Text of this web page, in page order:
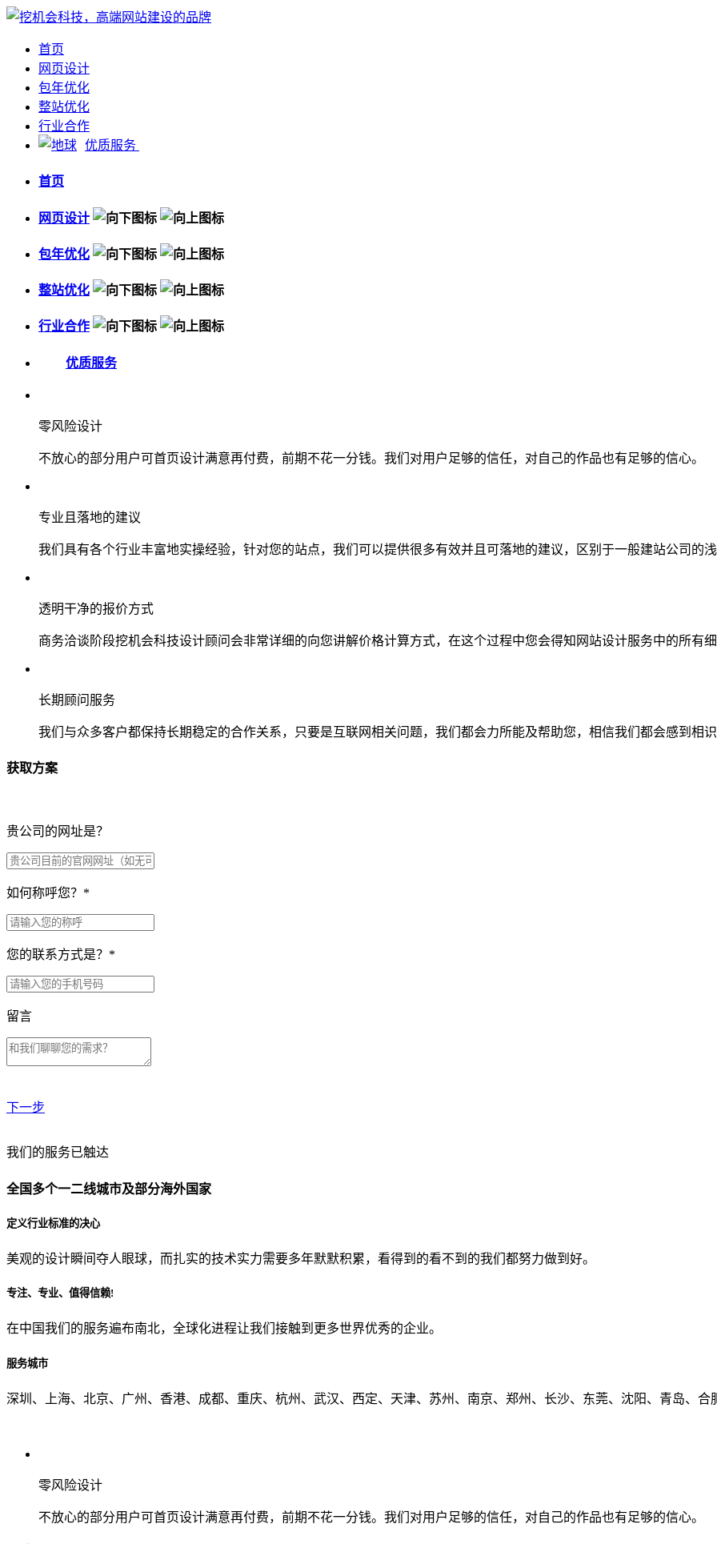
首页
网页设计
包年优化
整站优化
行业合作
优质服务
首页
网页设计
包年优化
整站优化
行业合作
优质服务
零风险设计
不放心的部分用户可首页设计满意再付费，前期不花一分钱。我们对用户足够的信任，对自己的作品也有足够的信心。
专业且落地的建议
我们具有各个行业丰富地实操经验，针对您的站点，我们可以提供很多有效并且可落地的建议，区别于一般建站公司的
透明干净的报价方式
商务洽谈阶段挖机会科技设计顾问会非常详细的向您讲解价格计算方式，在这个过程中您会得知网站设计服务中的所有
长期顾问服务
我们与众多客户都保持长期稳定的合作关系，只要是互联网相关问题，我们都会力所能及帮助您，相信我们都会感到相
获取方案
贵公司的网址是？
如何称呼您？ *
您的联系方式是？ *
留言
下一步
贵公司预算范围是？
贵公司的团队规模是？
从哪里了解到我们？
我们的服务已触达
全国多个一二线城市及部分海外国家
定义行业标准的决心
美观的设计瞬间夺人眼球，而扎实的技术实力需要多年默默积累，看得到的看不到的我们都努力做到好。
专注、专业、值得信赖!
在中国我们的服务遍布南北，全球化进程让我们接触到更多世界优秀的企业。
服务城市
深圳、上海、北京、广州、香港、成都、重庆、杭州、武汉、西定、天津、苏州、南京、郑州、长沙、东莞、沈阳、青岛、合
零风险设计
不放心的部分用户可首页设计满意再付费，前期不花一分钱。我们对用户足够的信任，对自己的作品也有足够的信心。